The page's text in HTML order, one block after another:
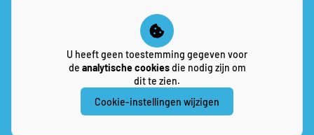
U heeft geen toestemming gegeven voor
de analytische cookiesdie nodig zijn om
dit te zien.
Cookie-instellingen wijzigen